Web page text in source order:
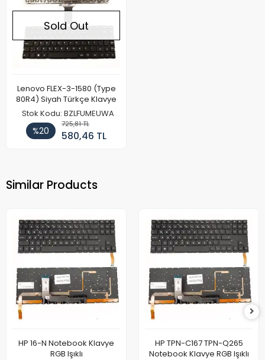
Sold Out
Lenovo FLEX-3-1580 (Type
80R4) Siyah Türkçe Klavye
Stok Kodu: BZLFUMEUWA
%20
725,81 TL
580,46 TL
Similar Products
HP 16-N Notebook Klavye
RGB Işıklı
HP TPN-C167 TPN-Q265
Notebook Klavye RGB Işıklı